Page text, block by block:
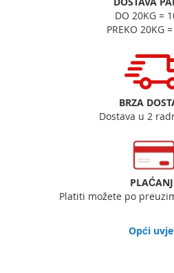
DO 20KG =
PREKO 20KG
BRZA
Dostava u 2
Platiti možete po
Opći